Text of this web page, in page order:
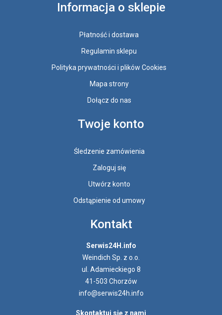
Informacja o sklepie
Płatność i dostawa
Regulamin sklepu
Polityka prywatności i plików Cookies
Mapa strony
Dołącz do nas
Twoje konto
Śledzenie zamówienia
Zaloguj się
Utwórz konto
Odstąpienie od umowy
Kontakt
Serwis24H.info
Weindich Sp. z o.o.
ul. Adamieckiego 8
41-503 Chorzów
info@serwis24h.info
Skontaktuj się z nami